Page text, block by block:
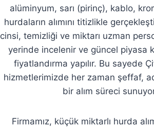
alüminyum, sarı (pirinç), kablo,
hurdaların alımını titizlikle
cinsi, temizliği ve miktarı uzman
yerinde incelenir ve güncel piyasa
fiyatlandırma yapılır. Bu sayede
hizmetlerimizde her zaman şeffaf,
bir alım süreci
Firmamız, küçük miktarlı hurda